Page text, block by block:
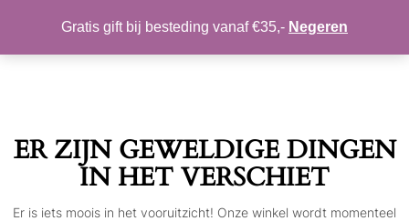
Toggle
MIJN ACCOUNT VERLANGLIJST
ER ZIJN GEWELDIGE DINGEN
IN HET VERSCHIET
Er is iets moois in het vooruitzicht! Onze winkel wordt momenteel
Gratis gift bij besteding vanaf €35,- Negeren